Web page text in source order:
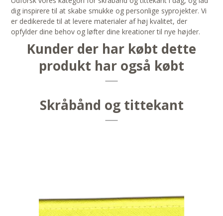
dig inspirere til at skabe smukke og personlige syprojekter. Vi
er dedikerede til at levere materialer af høj kvalitet, der
opfylder dine behov og løfter dine kreationer til nye højder.
Kunder der har købt dette
produkt har også købt
Skråbånd og tittekant